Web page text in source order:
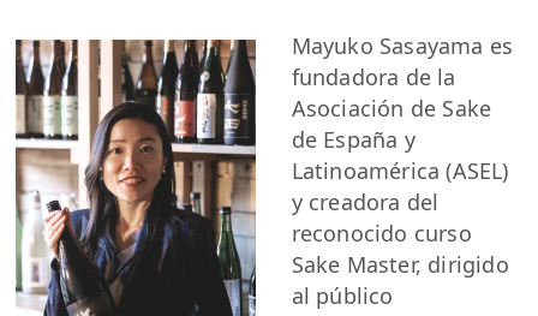
Mayuko Sasayama es
fundadora de la
Asociación de Sake
de España y
Latinoamérica (ASEL)
y creadora del
reconocido curso
Sake Master, dirigido
al público